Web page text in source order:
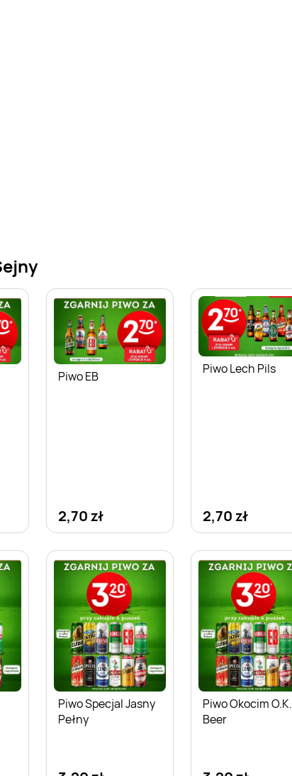
Piwo EB
2,70 zł
Piwo Lech Pils
2,70 zł
Piwo Specjal Jasny
Pełny
Piwo Okocim O.K.
Beer